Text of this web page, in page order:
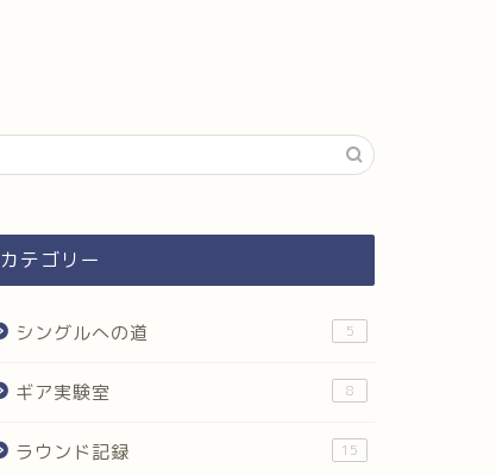
カテゴリー
シングルへの道 5
ギア実験室 8
ラウンド記録 15